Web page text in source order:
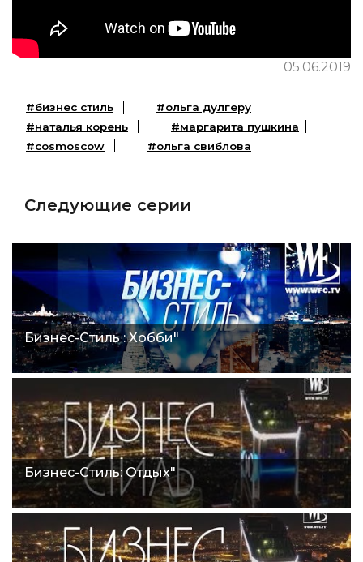
05.06.2019
#бизнес стиль
#ольга дулгеру
#наталья корень
#маргарита пушкина
#cosmoscow
#ольга свиблова
Следующие серии
Бизнес-Стиль : Хобби"
Бизнес-Стиль: Отдых"